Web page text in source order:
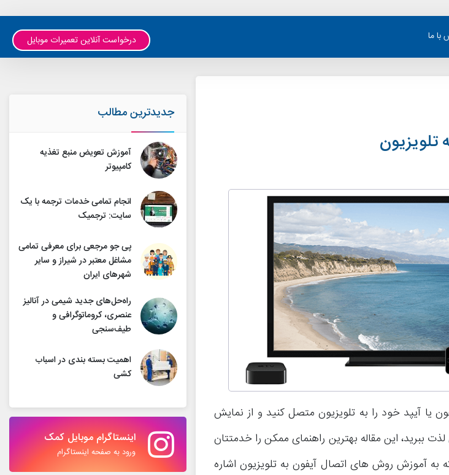
با ما درخواست آنلاین تعمیرات موبایل
یا آیپد خود را به تلویزیون متصل کنید و از نمایش
ببرید، این مقاله بهترین راهنمای ممکن را خدمتتان
به آموزش روش های اتصال آیفون به تلویزیون اشاره
جدیدترین مطالب
آموزش تعویض منبع تغذیه
کامپیوتر
انجام تمامی خدمات ترجمه با یک
سایت: ترجمیک
پی جو مرجعی برای معرفی تمامی
مشاغل معتبر در شیراز و سایر
شهرهای ایران
راه‌حل‌های جدید شیمی در آنالیز
عنصری، کروماتوگرافی و
طیف‌سنجی
اهمیت بسته بندی در اسباب
کشی
اینستاگرام موبایل کمک
ورود به صفحه اینستاگرام